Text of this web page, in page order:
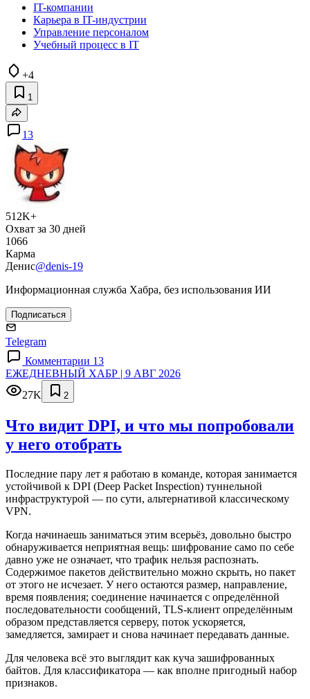
IT-компании
Карьера в IT-индустрии
Управление персоналом
Учебный процесс в IT
+4
1
13
512K+
Охват за 30 дней
1066
Карма
Денис@denis-19
Информационная служба Хабра, без использования ИИ
Подписаться
Telegram
Комментарии 13
ЕЖЕДНЕВНЫЙ ХАБР | 9 АВГ 2026
27K
2
Что видит DPI, и что мы попробовали
у него отобрать
Последние пару лет я работаю в команде, которая занимается
устойчивой к DPI (Deep Packet Inspection) туннельной
инфраструктурой — по сути, альтернативой классическому
VPN.
Когда начинаешь заниматься этим всерьёз, довольно быстро
обнаруживается неприятная вещь: шифрование само по себе
давно уже не означает, что трафик нельзя распознать.
Содержимое пакетов действительно можно скрыть, но пакет
от этого не исчезает. У него остаются размер, направление,
время появления; соединение начинается с определённой
последовательности сообщений, TLS-клиент определённым
образом представляется серверу, поток ускоряется,
замедляется, замирает и снова начинает передавать данные.
Для человека всё это выглядит как куча зашифрованных
байтов. Для классификатора — как вполне пригодный набор
признаков.